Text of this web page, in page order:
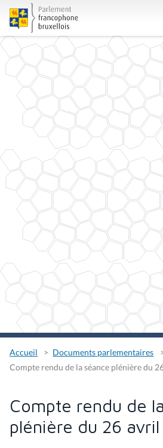
Accueil
Documents parlementaires
Compte rendu de la séance plénière du
Compte rendu de
plénière du 26